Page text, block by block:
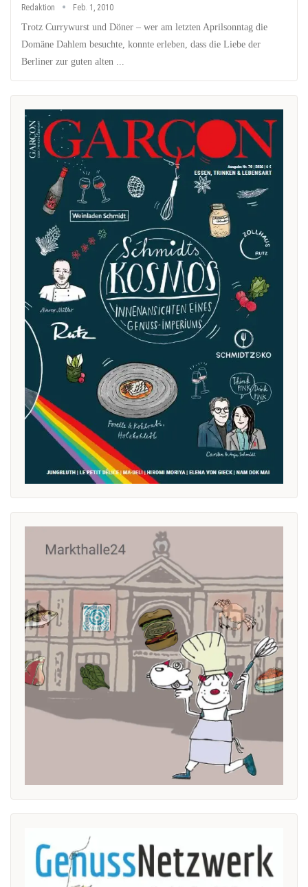
Redaktion Feb. 1, 2010
Trotz Currywurst und Döner – wer am letzten Aprilsonntag die
Domäne Dahlem besuchte, konnte erleben, dass die Liebe der
Berliner zur guten alten ...